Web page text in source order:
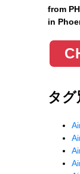
from
in
タグ